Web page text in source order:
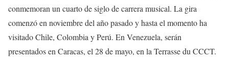
conmemoran un cuarto de siglo de carrera musical. La gira
comenzó en noviembre del año pasado y hasta el momento ha
visitado Chile, Colombia y Perú. En Venezuela, serán
presentados en Caracas, el 28 de mayo, en la Terrasse du CCCT.